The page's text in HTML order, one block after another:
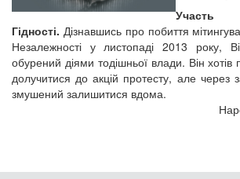
Участь
Гідності. Дізнавшись про побиття
Незалежності у листопаді 2013 року,
обурений діями тодішньої влади. Він хотів
долучитися до акцій протесту, але через
змушений залишитися вдома.